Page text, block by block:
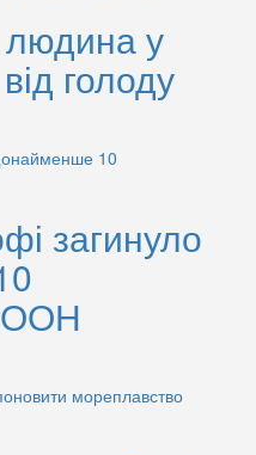
людина у
голоду
загинуло
ООН